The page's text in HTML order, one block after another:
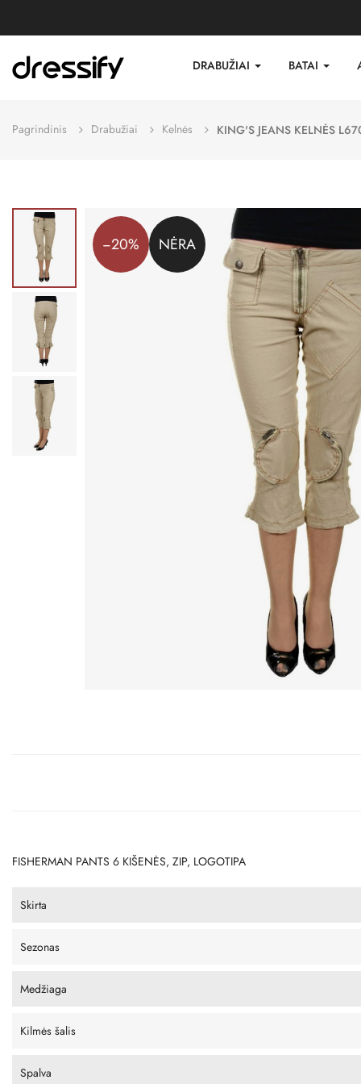
DRABUŽIAI BATAI
Pagrindinis Drabužiai Kelnės KING'S JEANS KELNĖS
−20% NĖRA
FISHERMAN PANTS 6 KIŠENĖS, ZIP, LOGOTIPA
Skirta
Sezonas
Medžiaga
Kilmės šalis
Spalva